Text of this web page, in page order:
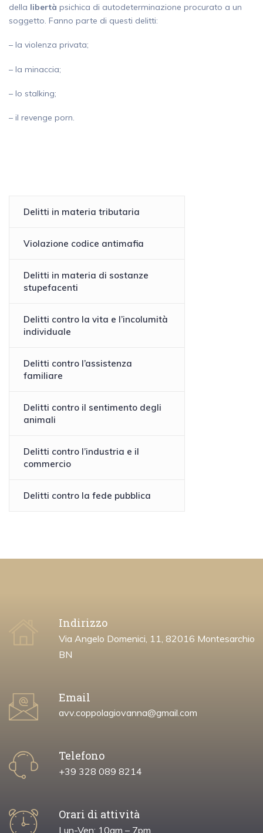
della libertà psichica di autodeterminazione procurato a un
soggetto. Fanno parte di questi delitti:
– la violenza privata;
– la minaccia;
– lo stalking;
– il revenge porn.
Delitti in materia tributaria
Violazione codice antimafia
Delitti in materia di sostanze
stupefacenti
Delitti contro la vita e l’incolumità
individuale
Delitti contro l’assistenza
familiare
Delitti contro il sentimento degli
animali
Delitti contro l’industria e il
commercio
Delitti contro la fede pubblica
Indirizzo
Via Angelo Domenici, 11, 82016 Montesarchio
BN
Email
avv.coppolagiovanna@gmail.com
Telefono
+39 328 089 8214
Orari di attività
Lun-Ven: 10am – 7pm